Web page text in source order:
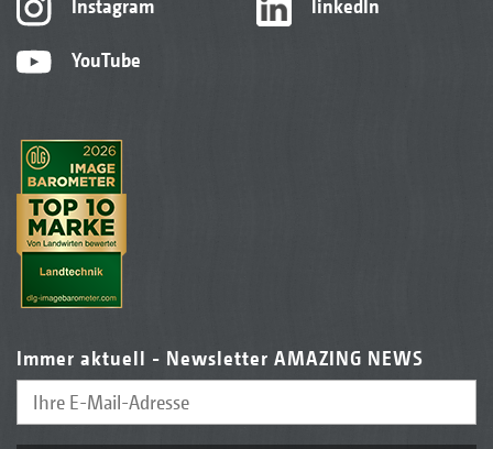
Instagram
YouTube
linkedIn
Immer aktuell - Newsletter AMAZING NEWS